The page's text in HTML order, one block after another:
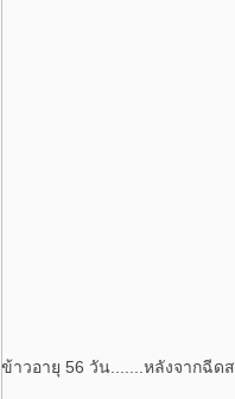
ข้าวอายุ 56 วัน.......หลังจากฉีด